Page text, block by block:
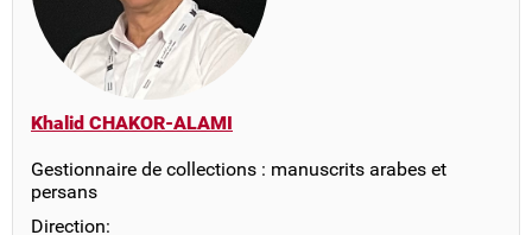
Khalid CHAKOR-ALAMI
Gestionnaire de collections : manuscrits arabes et
persans
Direction: